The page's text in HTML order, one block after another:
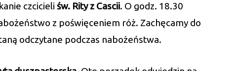
czcicieli św. Rity z Cascii. O godz. 18.30
z poświęceniem róż. Zachęcamy do
odczytane podczas nabożeństwa.